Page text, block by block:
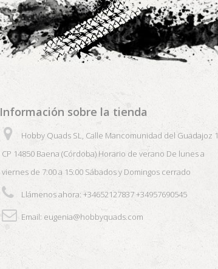
Información sobre la tienda
Hobby Quads SL, Calle Mancomunidad del Guadajoz 1
CP 14850 Baena (Córdoba) Horario de verano De lunes a
viernes de 7:00 a 15:00 Sábados y Domingos cerrado
Llámenos ahora: +34652127837 +34957690545
Email: eugenia@hobbyquads.com